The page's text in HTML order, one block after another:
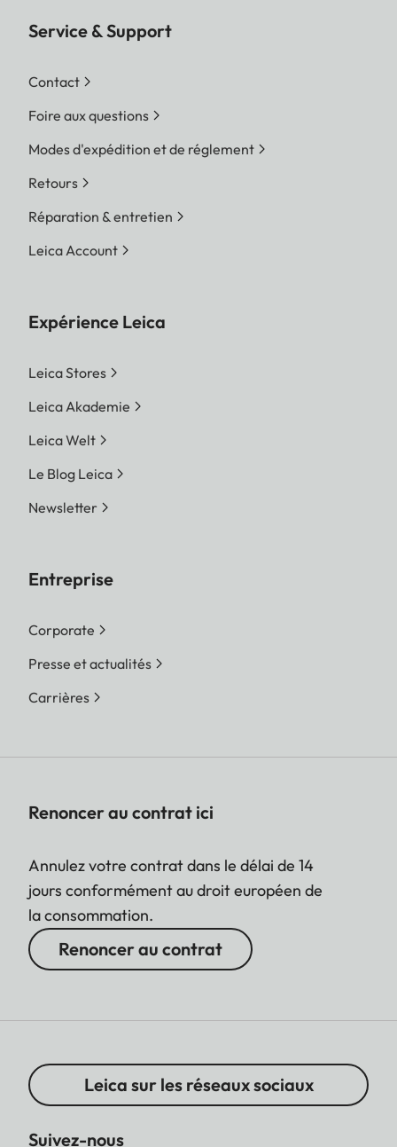
Service & Support
Contact
Foire aux questions
Modes d'expédition et de réglement
Retours
Réparation & entretien
Leica Account
Expérience Leica
Leica Stores
Leica Akademie
Leica Welt
Le Blog Leica
Newsletter
Entreprise
Corporate
Presse et actualités
Carrières
Renoncer au contrat ici
Annulez votre contrat dans le délai de 14
jours conformément au droit européen de
la consommation.
Renoncer au contrat
Leica sur les réseaux sociaux
Suivez-nous